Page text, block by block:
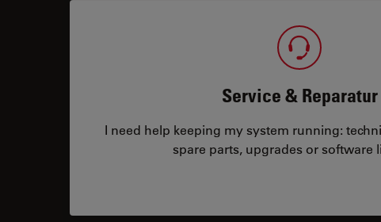
Service & Reparatur
I need help keeping my system running:
spare parts, upgrades or software